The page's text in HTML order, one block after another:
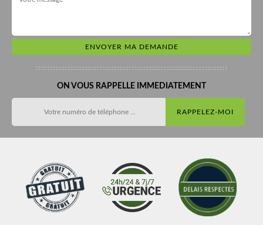
ON VOUS RAPPELLE IMMEDIATEMENT